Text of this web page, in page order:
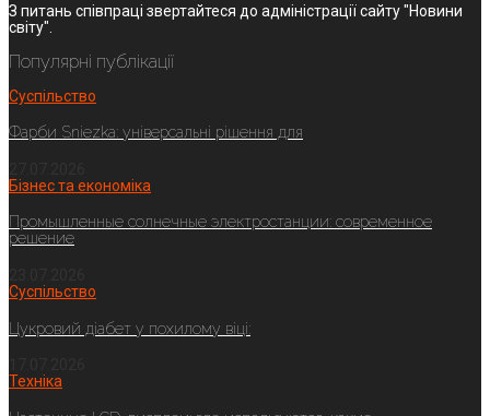
З питань співпраці звертайтеся до адміністрації сайту "Новини
світу".
Популярні публікації
Суспільство
Фарби Sniezka: універсальні рішення для
Бізнес та економіка
Промышленные солнечные электростанции: современное
решение
Суспільство
Цукровий діабет у похилому віці:
Техніка